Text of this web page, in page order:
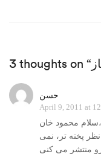
حسن
April 9, 2011 at
سلام محمود خان،
پخته تر، نمی